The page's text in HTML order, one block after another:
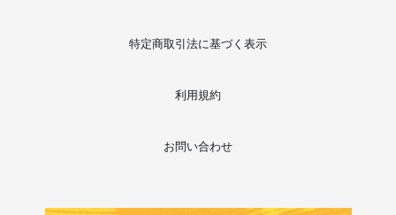
特定商取引法に基づく表示
利用規約
お問い合わせ